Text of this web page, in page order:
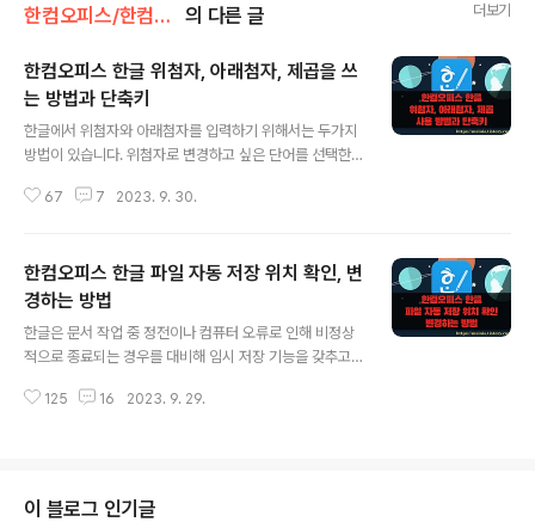
한컴오피스/한컴오피스(한글) 의 다른 글 더보기
한컴오피스 한글 위첨자, 아래첨자, 제곱을 쓰
는 방법과 단축키
한글에서 위첨자와 아래첨자를 입력하기 위해서는 두가지
방법이 있습니다. 위첨자로 변경하고 싶은 단어를 선택한
들어간 단어를 완성해서 추가하는 방법입니다. 두번째 방
시에 입력하기 ◎ 위첨자 추가하기 ▼ 위첨자, 아래첨자를
추가하는 방법은 두 가지입니다. 단축키를 이용하거나 한
글 기본 메뉴를 이용해서 입력하는 방법입니다. 먼저 위첨
자부터 추가해 보겠습니다. 먼저 추가할 첨자 텍스트를 드
래그해서 선택합니다. 그리고 단축키 Alt + Shift + P 를
클릭합니다. ▼ 결과는 다음과 같습니다. 선택한 텍스트가
67 7 2023. 9. 30.
한컴오피스 한글 파일 자동 저장 위치 확인, 변
경하는 방법
한글은 문서 작업 중 정전이나 컴퓨터 오류로 인해 비정상
적으로 종료되는 경우를 대비해 임시 저장 기능을 갖추고
있기 때문에 제대로 설정이 되어 있는지? 혹은 임시 저장
하겠습니다. 환경 설정 위치만 조금 바뀌었고 자동 저장된
파일을 찾는 방법은 유사합니다. ◎ 한글 2020 버전 ▼
125 16 2023. 9. 29.
이 블로그 인기글